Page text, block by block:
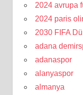
2024 avrupa
2024 paris
2030 FIFA
adana
adanaspor
alanyaspor
almanya